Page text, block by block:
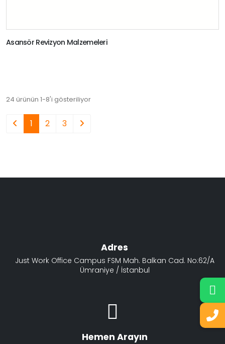
Asansör Revizyon Malzemeleri
24 ürünün 1-8'i gösteriliyor
1 2 3
Adres
Just Work Office Campus FSM Mah. Balkan Cad. No:62/A
Ümraniye / İstanbul
Hemen Arayın